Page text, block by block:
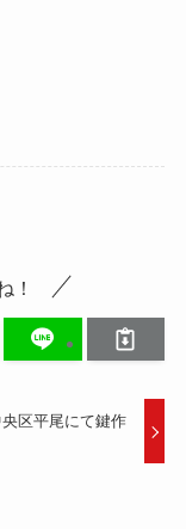
！
区平尾にて鍵作